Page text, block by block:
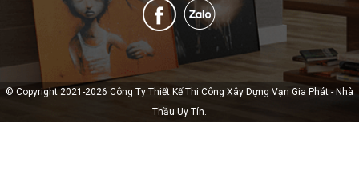
© Copyright 2021-2026 Công Ty Thiết Kế Thi Công Xây Dựng Vạn Gia Phát - Nhà
Thầu Uy Tín.